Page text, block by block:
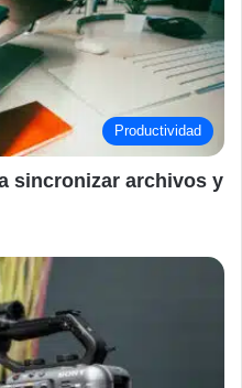
Productividad
sincronizar archivos y